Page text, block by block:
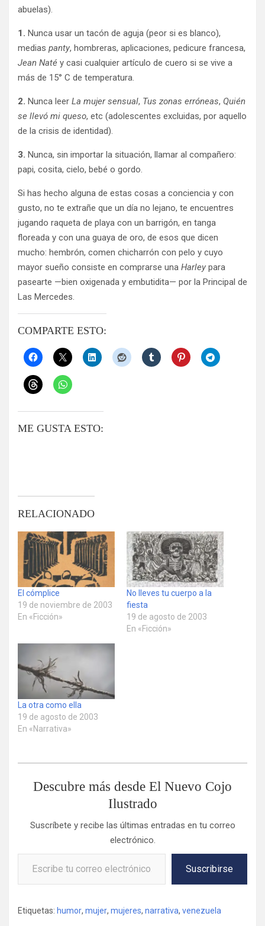
abuelas).
1. Nunca usar un tacón de aguja (peor si es blanco),
medias panty, hombreras, aplicaciones, pedicure francesa,
Jean Naté y casi cualquier artículo de cuero si se vive a
más de 15° C de temperatura.
2. Nunca leer La mujer sensual, Tus zonas erróneas, Quién
se llevó mi queso, etc (adolescentes excluidas, por aquello
de la crisis de identidad).
3. Nunca, sin importar la situación, llamar al compañero:
papi, cosita, cielo, bebé o gordo.
Si has hecho alguna de estas cosas a conciencia y con
gusto, no te extrañe que un día no lejano, te encuentres
jugando raqueta de playa con un barrigón, en tanga
floreada y con una guaya de oro, de esos que dicen
mucho: hembrón, comen chicharrón con pelo y cuyo
mayor sueño consiste en comprarse una Harley para
pasearte —bien oxigenada y embutidita— por la Principal de
Las Mercedes.
COMPARTE ESTO:
ME GUSTA ESTO:
RELACIONADO
El cómplice
19 de noviembre de 2003
En «Ficción»
No lleves tu cuerpo a la
fiesta
19 de agosto de 2003
En «Ficción»
La otra como ella
19 de agosto de 2003
En «Narrativa»
Descubre más desde El Nuevo Cojo
Ilustrado
Suscríbete y recibe las últimas entradas en tu correo
electrónico.
Escribe tu correo electrónico…
Suscribirse
Etiquetas: humor, mujer, mujeres, narrativa, venezuela